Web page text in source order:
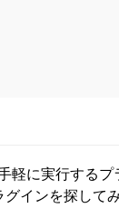
軽に実行する
インを探してみ